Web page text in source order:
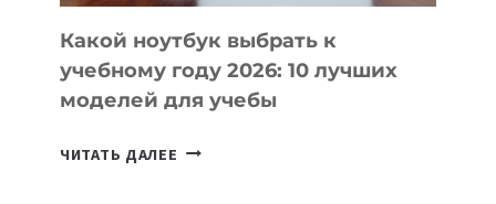
Какой ноутбук выбрать к
учебному году 2026: 10 лучших
моделей для учебы
ЧИТАТЬ ДАЛЕЕ КАКОЙ